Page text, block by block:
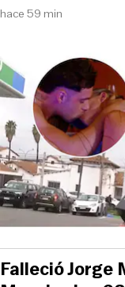
hace 59 min
Falleció Jorge